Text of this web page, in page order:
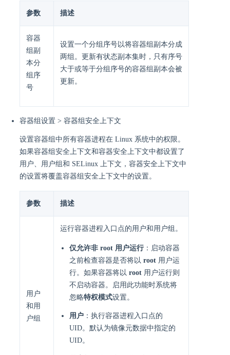
参数 描述
容器
组副
本分
组序
号
设置一个分组序号以将容器组副本分成
两组。更新有状态副本集时，只有序号
大于或等于分组序号的容器组副本会被
更新。
容器组设置 > 容器组安全上下文
设置容器组中所有容器进程在 Linux 系统中的权限。
如果容器组安全上下文和容器安全上下文中都设置了
用户、用户组和 SELinux 上下文，容器安全上下文中
的设置将覆盖容器组安全上下文中的设置。
参数 描述
用户
和用
户组
运行容器进程入口点的用户和用户组。
仅允许非 root 用户运行：启动容器
之前检查容器是否将以 root 用户运
行。如果容器将以 root 用户运行则
不启动容器。启用此功能时系统将
忽略特权模式设置。
用户 ：执行容器进程入口点的
UID。默认为镜像元数据中指定的
UID。